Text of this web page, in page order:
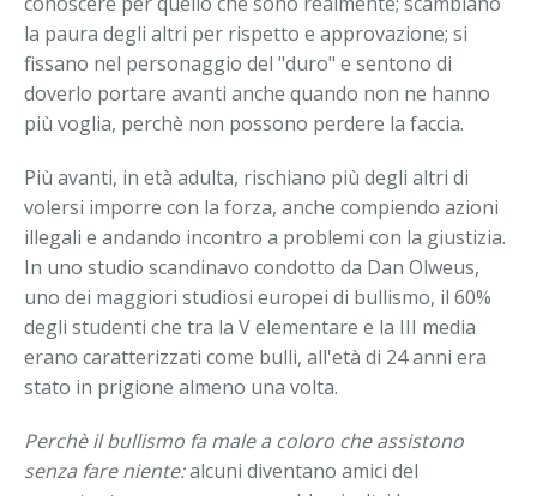
la paura degli altri per rispetto e approvazione; si
fissano nel personaggio del "duro" e sentono di
doverlo portare avanti anche quando non ne hanno
più voglia, perchè non possono perdere la faccia.
Più avanti, in età adulta, rischiano più degli altri di
volersi imporre con la forza, anche compiendo azioni
illegali e andando incontro a problemi con la giustizia.
In uno studio scandinavo condotto da Dan Olweus,
uno dei maggiori studiosi europei di bullismo, il 60%
degli studenti che tra la V elementare e la III media
erano caratterizzati come bulli, all'età di 24 anni era
stato in prigione almeno una volta.
Perchè il bullismo fa male a coloro che assistono
senza fare niente:alcuni diventano amici del